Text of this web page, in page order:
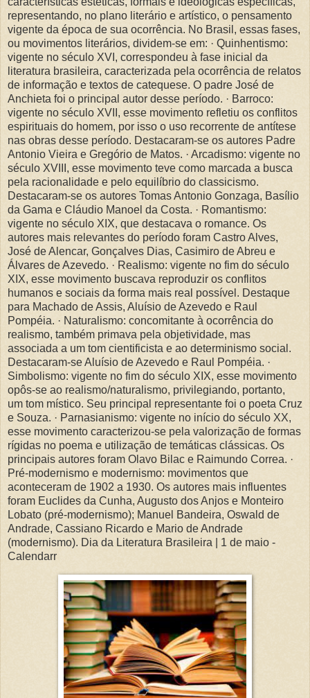
representando, no plano literário e artístico, o pensamento
vigente da época de sua ocorrência. No Brasil, essas fases,
ou movimentos literários, dividem-se em: · Quinhentismo:
vigente no século XVI, correspondeu à fase inicial da
literatura brasileira, caracterizada pela ocorrência de relatos
de informação e textos de catequese. O padre José de
Anchieta foi o principal autor desse período. · Barroco:
vigente no século XVII, esse movimento refletiu os conflitos
espirituais do homem, por isso o uso recorrente de antítese
nas obras desse período. Destacaram-se os autores Padre
Antonio Vieira e Gregório de Matos. · Arcadismo: vigente no
século XVIII, esse movimento teve como marcada a busca
pela racionalidade e pelo equilíbrio do classicismo.
Destacaram-se os autores Tomas Antonio Gonzaga, Basílio
da Gama e Cláudio Manoel da Costa. · Romantismo:
vigente no século XIX, que destacava o romance. Os
autores mais relevantes do período foram Castro Alves,
José de Alencar, Gonçalves Dias, Casimiro de Abreu e
Álvares de Azevedo. · Realismo: vigente no fim do século
XIX, esse movimento buscava reproduzir os conflitos
humanos e sociais da forma mais real possível. Destaque
para Machado de Assis, Aluísio de Azevedo e Raul
Pompéia. · Naturalismo: concomitante à ocorrência do
realismo, também primava pela objetividade, mas
associada a um tom cientificista e ao determinismo social.
Destacaram-se Aluísio de Azevedo e Raul Pompéia. ·
Simbolismo: vigente no fim do século XIX, esse movimento
opôs-se ao realismo/naturalismo, privilegiando, portanto,
um tom místico. Seu principal representante foi o poeta Cruz
e Souza. · Parnasianismo: vigente no início do século XX,
esse movimento caracterizou-se pela valorização de formas
rígidas no poema e utilização de temáticas clássicas. Os
principais autores foram Olavo Bilac e Raimundo Correa. ·
Pré-modernismo e modernismo: movimentos que
aconteceram de 1902 a 1930. Os autores mais influentes
foram Euclides da Cunha, Augusto dos Anjos e Monteiro
Lobato (pré-modernismo); Manuel Bandeira, Oswald de
Andrade, Cassiano Ricardo e Mario de Andrade
(modernismo). Dia da Literatura Brasileira | 1 de maio -
Calendarr